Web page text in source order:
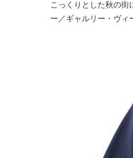
こっくりとした秋の街
ー／ギャルリー・ヴィ